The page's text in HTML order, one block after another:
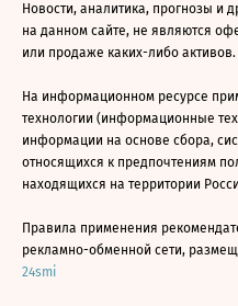
Новости, аналитика, прогнозы и
на данном сайте, не являются
или продаже каких-либо активов.
На информационном ресурсе
технологии (информационные
информации на основе сбора,
относящихся к предпочтениям
находящихся на территории
Правила применения
рекламно-обменной сети,
24smi